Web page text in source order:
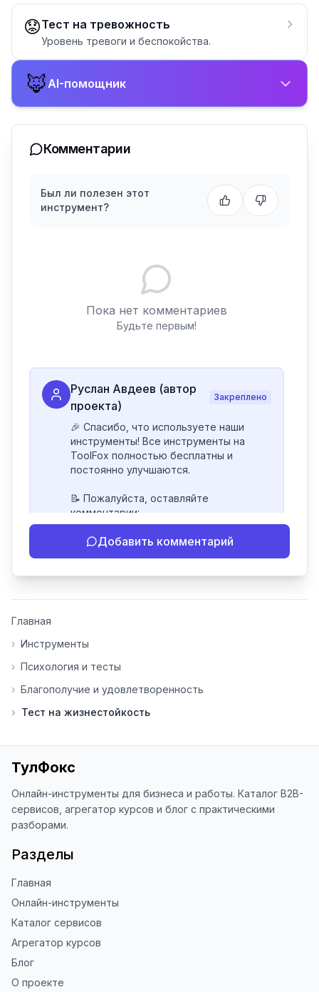
😟Тест на тревожность
Уровень тревоги и беспокойства.
🦊AI-помощник
Комментарии
Был ли полезен этот
инструмент?
Пока нет комментариев
Будьте первым!
Руслан Авдеев (автор
проекта)
Закреплено
🎉 Спасибо, что используете наши
инструменты! Все инструменты на
ToolFox полностью бесплатны и
постоянно улучшаются.
📝 Пожалуйста, оставляйте
комментарии:
- Если инструмент работает
некорректно
инструменты нуждаются в доработке.
основе вашей обратной связи.
⭐ Если вам нравится ToolFox — буду
благодарен за отзыв о сайте в
наши инструменты!
Благодарю за доверие и
использование ToolFox! 🚀
Добавить комментарий
Главная
› Инструменты
› Психология и тесты
› Благополучие и удовлетворенность
› Тест на жизнестойкость
ТулФокс
Онлайн-инструменты для бизнеса и работы. Каталог B2B-
сервисов, агрегатор курсов и блог с практическими
разборами.
Разделы
Главная
Онлайн-инструменты
Каталог сервисов
Агрегатор курсов
Блог
О проекте